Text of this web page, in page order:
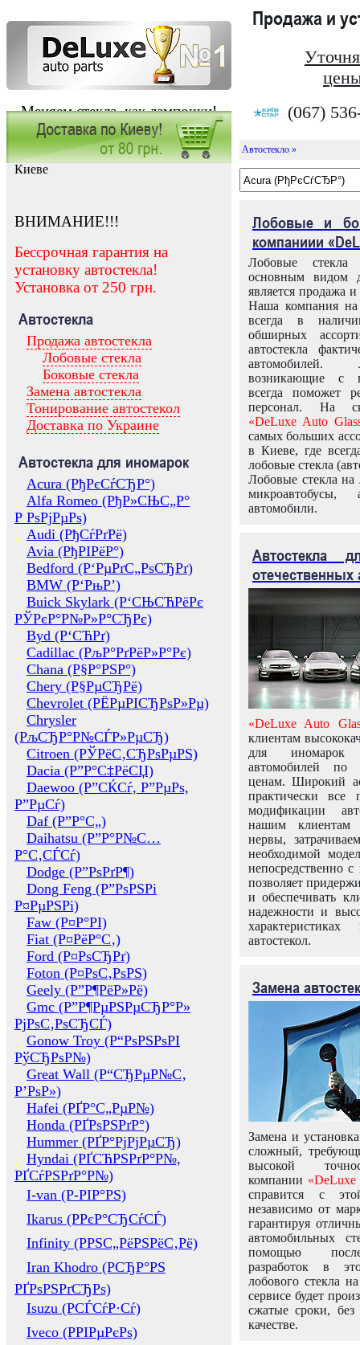
Меняем стекла, как лампочки!
Продажа и
(067)
Заказать установку автостекла в
Киеве
ВНИМАНИЕ!!!
Бессрочная гарантия на
установку автостекла!
Установка от 250 грн.
Автостекла
Продажа автостекла
Лобовые стекла
Боковые стекла
Замена автостекла
Тонирование автостекол
Доставка по Украине
Автостекла для иномарок
Acura (РђРєСѓСЂР°)
Alfa Romeo (РђР»СЊС„Р°
Р РѕРјРµРѕ)
Audi (РђСѓРґРё)
Avia (РђРІРёР°)
Bedford (Р‘РµРґС„РѕСЂРґ)
BMW (Р‘РњР’)
Buick Skylark (Р‘СЊСЋРёРє
РЎРєР°Р№Р»Р°СЂРє)
Byd (Р‘СЋРґ)
Cadillac (РљР°РґРёР»Р°Рє)
Chana (Р§Р°РЅР°)
Chery (Р§РµСЂРё)
Chevrolet (РЁРµРІСЂРѕР»Рµ)
Chrysler
(РљСЂР°Р№СЃР»РµСЂ)
Citroen (РЎРёС‚СЂРѕРµРЅ)
Dacia (Р”Р°С‡РёСЏ)
Daewoo (Р”СЌСѓ, Р”РµРѕ,
Р”РµСѓ)
Daf (Р”Р°С„)
Daihatsu (Р”Р°Р№С…
Р°С‚СЃСѓ)
Dodge (Р”РѕРґР¶)
Dong Feng (Р”РѕРЅРі
Р¤РµРЅРі)
Faw (Р¤Р°РІ)
Fiat (Р¤РёР°С‚)
Ford (Р¤РѕСЂРґ)
Foton (Р¤РѕС‚РѕРЅ)
Geely (Р”Р¶РёР»Рё)
Gmc (Р”Р¶РµРЅРµСЂР°Р»
РјРѕС‚РѕСЂСЃ)
Gonow Troy (Р“РѕРЅРѕРІ
РўСЂРѕР№)
Great Wall (Р“СЂРµР№С‚
Р’РѕР»)
Hafei (РҐР°С„РµР№)
Honda (РҐРѕРЅРґР°)
Hummer (РҐР°РјРјРµСЂ)
Hyndai (РҐСЋРЅРґР°Р№,
РҐСѓРЅРґР°Р№)
I-van (Р-РІР°РЅ)
Ikarus (РРєР°СЂСѓСЃ)
Infinity (РРЅС„РёРЅРёС‚Рё)
Iran Khodro (РСЂР°РЅ
РҐРѕРЅРґСЂРѕ)
Isuzu (РСЃСѓР·Сѓ)
Iveco (РРІРµРєРѕ)
Автостекло »
Лобовые и
компаниии
Лобовые
основным видом
является продажа и
Наша компания на
всегда в
обширных
автостекла
возникающие с
всегда поможет
персонал. На
«DeLuxe Auto
самых больших
в Киеве, где
лобовые стекла
Лобовые стекла на
микроавтобусы,
автомобили.
Автостекла
отечественных
«DeLuxe Auto
клиентам
для иномарок
автомобилей
ценам. Широкий
практически все
модификации
нашим клиентам
нервы,
необходимой
непосредственно
позволяет
и обеспечивать
надежности и
автостекол.
Замена
Замена и
сложный,
высокой
компании «DeLuxe
справится с
независимо от
гарантируя
автомобильных
помощью
разработок в
лобового стекла
сервисе будет
сжатые сроки,
качестве.